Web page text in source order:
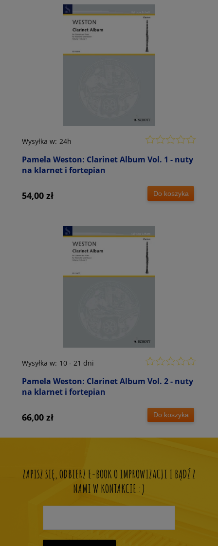
Pamela Weston: Clarinet Album Vol. 1 - nuty
na klarnet i fortepian
Wysyłka w: 24h
54,00 zł Do koszyka
Pamela Weston: Clarinet Album Vol. 2 - nuty
na klarnet i fortepian
Wysyłka w: 10 - 21 dni
66,00 zł Do koszyka
ZAPISZ SIĘ, ODBIERZ E-BOOK O IMPROWIZACJI I BĄDŹ Z
NAMI W KONTAKCIE :)